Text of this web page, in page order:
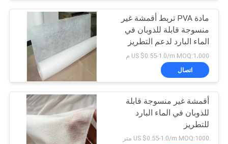
أخبار
اطلب
اقتباس
خريطة
الموقع
فيلم قابل للذوبان في
الماء للتطريز
15
34
مادة PVA تربط أقمشة غير
منسوجة قابلة للذوبان في
الماء البارد لدعم التطريز
US $0.55-1.0/m MOQ:1،000 م
اتصال
أقمشة غير منسوجة قابلة
للذوبان في الماء البارد
للتطريز
US $0.55-1.0/m MOQ:1000 متر